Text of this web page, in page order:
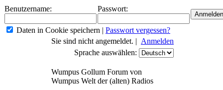
Benutzername: Passwort:
Daten in Cookie speichern | Passwort vergessen?
Sie sind nicht angemeldet. | Anmelden
Sprache auswählen:
Wumpus Gollum Forum von
Wumpus Welt der (alten) Radios